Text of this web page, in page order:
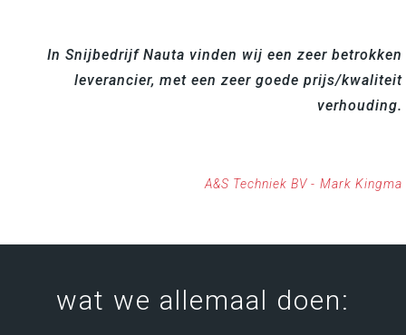
In Snijbedrijf Nauta vinden wij een zeer betrokken
leverancier, met een zeer goede prijs/kwaliteit
verhouding.
A&S Techniek BV - Mark Kingma
wat we allemaal doen: